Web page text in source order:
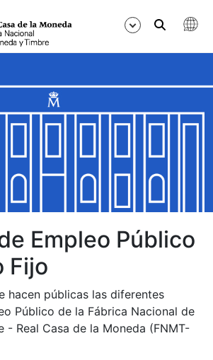
Empleo Público
Fijo
hacen públicas las diferentes
Público de la Fábrica Nacional de
- Real Casa de la Moneda (FNMT-